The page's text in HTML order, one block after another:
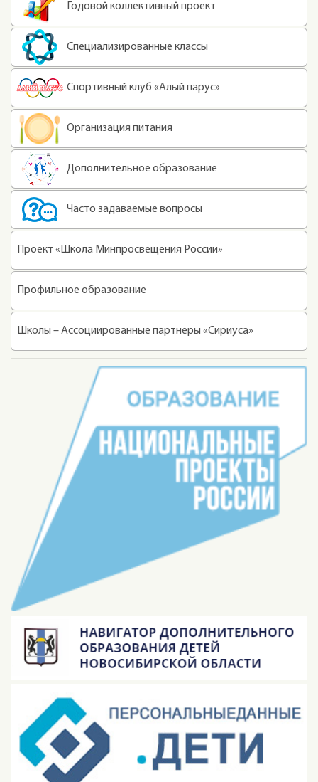
Годовой коллективный проект
Специализированные классы
Спортивный клуб «Алый парус»
Организация питания
Дополнительное образование
Часто задаваемые вопросы
Проект «Школа Минпросвещения России»
Профильное образование
Школы – Ассоциированные партнеры «Сириуса»